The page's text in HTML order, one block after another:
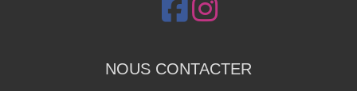
NOUS CONTACTER